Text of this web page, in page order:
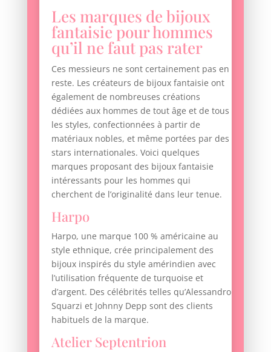
Les marques de bijoux
fantaisie pour hommes
qu’il ne faut pas rater
Ces messieurs ne sont certainement pas en
reste. Les créateurs de bijoux fantaisie ont
également de nombreuses créations
dédiées aux hommes de tout âge et de tous
les styles, confectionnées à partir de
matériaux nobles, et même portées par des
stars internationales. Voici quelques
marques proposant des bijoux fantaisie
intéressants pour les hommes qui
cherchent de l’originalité dans leur tenue.
Harpo
Harpo, une marque 100 % américaine au
style ethnique, crée principalement des
bijoux inspirés du style amérindien avec
l’utilisation fréquente de turquoise et
d’argent. Des célébrités telles qu’Alessandro
Squarzi et Johnny Depp sont des clients
habituels de la marque.
Atelier Septentrion